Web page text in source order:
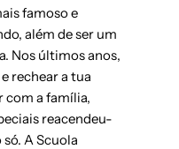
famoso e
além de ser um
Nos últimos anos,
rechear a tua
com a família,
reacendeu-
só. A Scuola